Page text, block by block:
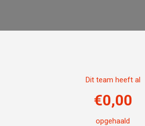
Dit team heeft al
€0,00
opgehaald